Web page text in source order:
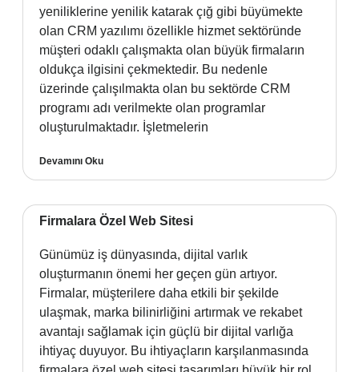
yeniliklerine yenilik katarak çığ gibi büyümekte
olan CRM yazılımı özellikle hizmet sektöründe
müşteri odaklı çalışmakta olan büyük firmaların
oldukça ilgisini çekmektedir. Bu nedenle
üzerinde çalışılmakta olan bu sektörde CRM
programı adı verilmekte olan programlar
oluşturulmaktadır. İşletmelerin
Devamını Oku
Firmalara Özel Web Sitesi
Günümüz iş dünyasında, dijital varlık
oluşturmanın önemi her geçen gün artıyor.
Firmalar, müşterilere daha etkili bir şekilde
ulaşmak, marka bilinirliğini artırmak ve rekabet
avantajı sağlamak için güçlü bir dijital varlığa
ihtiyaç duyuyor. Bu ihtiyaçların karşılanmasında